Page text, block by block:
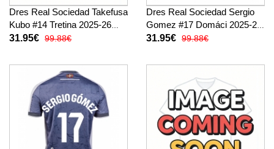
Dres Real Sociedad Takefusa
Kubo #14 Tretina 2025-26
Krátky Rukáv
31.95€ 99.88€
Dres Real Sociedad Sergio
Gomez #17 Domáci 2025-26
Krátky Rukáv
31.95€ 99.88€